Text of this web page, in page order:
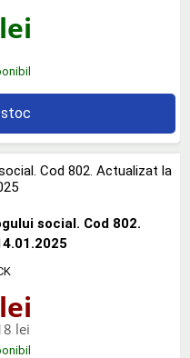
lei
social. Cod 802.
lei
lei